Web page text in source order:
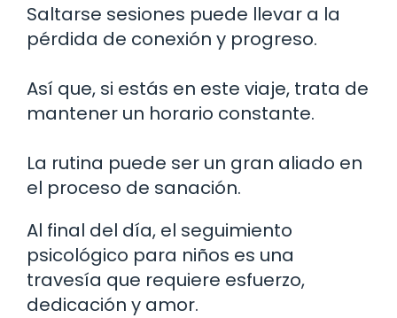
Saltarse sesiones puede llevar a la
pérdida de conexión y progreso.
Así que, si estás en este viaje, trata de
mantener un horario constante.
La rutina puede ser un gran aliado en
el proceso de sanación.
Al final del día, el seguimiento
psicológico para niños es una
travesía que requiere esfuerzo,
dedicación y amor.